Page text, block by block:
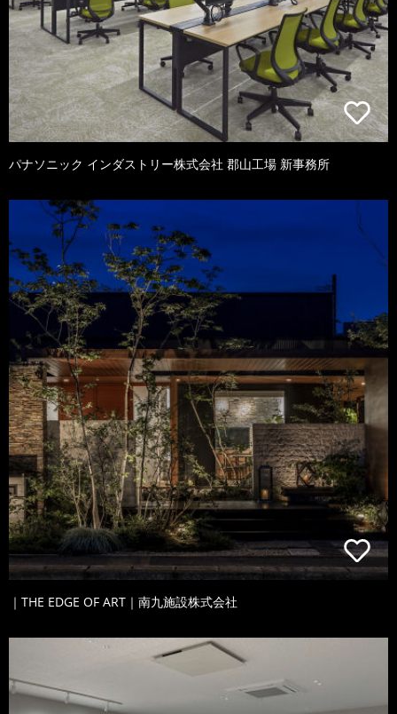
パナソニック インダストリー株式会社 郡山工場 新事務所
｜THE EDGE OF ART｜南九施設株式会社